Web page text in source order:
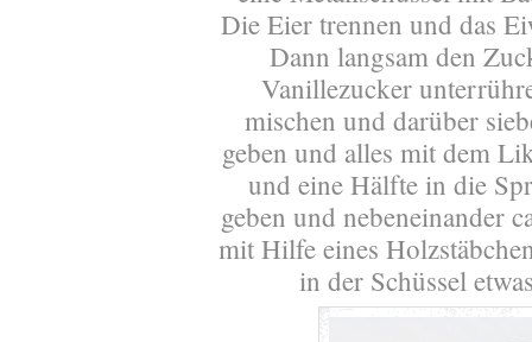
Die Eier trennen und das
Dann langsam den
Vanillezucker
mischen und darüber
geben und alles mit dem
und eine Hälfte in die
geben und nebeneinander
mit Hilfe eines
in der Schüssel